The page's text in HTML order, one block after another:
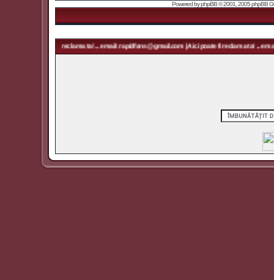
Powered byphpBB© 2001, 2005 phpBB
fi reclama ta! ... email: rapidfans@gmail.com | Aici poate fi reclama ta! ... email: